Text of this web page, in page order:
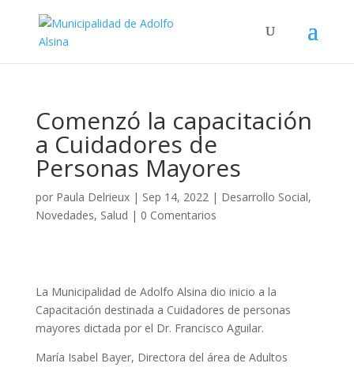
Comenzó la capacitación
a Cuidadores de
Personas Mayores
por Paula Delrieux| Sep 14, 2022| Desarrollo Social,
Novedades, Salud | 0 Comentarios
La Municipalidad de Adolfo Alsina dio inicio a la
Capacitación destinada a Cuidadores de personas
mayores dictada por el Dr. Francisco Aguilar.
María Isabel Bayer, Directora del área de Adultos